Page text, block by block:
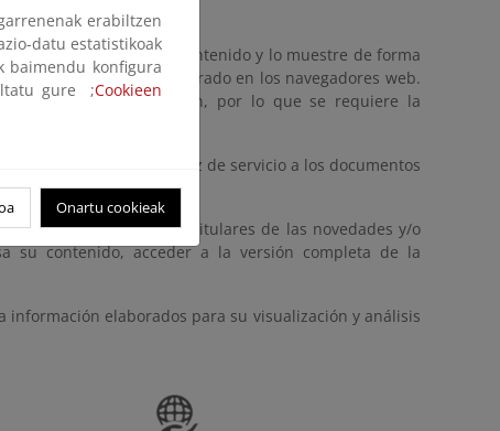
que interprete su contenido y lo muestre de forma
cliente solía estar integrado en los navegadores web.
ya no lo incorporan, por lo que se requiere la
que proporciona el interfaz de servicio a los documentos
automáticamente los titulares de las novedades y/o
su contenido, acceder a la versión completa de la
información elaborados para su visualización y análisis
erabiltzen
datu estatistikoak
baimendu konfigura
gure ;Cookieen
Onartu cookieak